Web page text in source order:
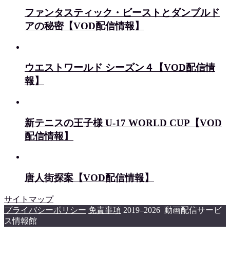
ファンタスティック・ビーストとダンブルド
アの秘密【VOD配信情報】
ウエストワールド シーズン４【VOD配信情
報】
新テニスの王子様 U-17 WORLD CUP【VOD
配信情報】
唐人街探案【VOD配信情報】
サイトマップ
プライバシーポリシー 免責事項 2019–2026 動画配信サービ
ス情報館